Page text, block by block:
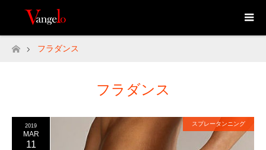
ホーム
フラダンス
フラダンス
2019
MAR
11
スプレータンニング